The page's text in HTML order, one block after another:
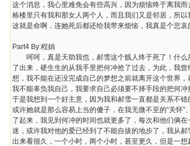
这个消息，我心里难免会有些高兴，因为烦恼终于离我
栋楼里只有我和那女人两个人，而且我们又是邻居，所
这就是命啊，连她死后都还给我带来烦恼，我真是个悲哀
Part4 By:程娟
呵呵，真是天助我也，郝雪这个贱人终于死了！什么
了出来，硬生生的从我手里把何冲抢了过去，为此，我
想，我不能在还没完成自己的梦想之前就离开这个世界
我不能辜负我自己，我要求自己必须要不择手段的把何
于是我想到一个好主意，因为我和郝雪一直都是关系不
或许她就是那么容易上当的傻子，在我无微不至的“关怀
了起来，我见到何冲的时间也就更多了，每次和他们俩
迷，或许我对他的爱已经到了不能自拔的地步了，我从
出来看很久，一个小时，两个小时，甚至更久，但是一